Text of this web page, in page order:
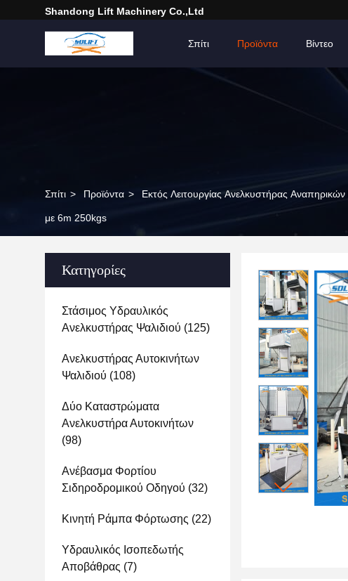
Shandong Lift Machinery Co.,Ltd
Σπίτι Προϊόντα Βίντεο
Σπίτι > Προϊόντα > Εκτός Λειτουργίας Ανελκυστήρας
με 6m 250kgs
Κατηγορίες
Στάσιμος Υδραυλικός
Ανελκυστήρας Ψαλιδιού (125)
Ανελκυστήρας Αυτοκινήτων
Ψαλιδιού (108)
Δύο Καταστρώματα
Ανελκυστήρα Αυτοκινήτων
(98)
Ανέβασμα Φορτίου
Σιδηροδρομικού Οδηγού (32)
Κινητή Ράμπα Φόρτωσης (22)
Υδραυλικός Ισοπεδωτής
Αποβάθρας (7)